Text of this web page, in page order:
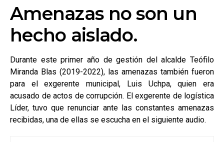
Amenazas no son un
hecho aislado.
Durante este primer año de gestión del alcalde Teófilo
Miranda Blas (2019-2022), las amenazas también fueron
para el exgerente municipal, Luis Uchpa, quien era
acusado de actos de corrupción. El exgerente de logística
Líder, tuvo que renunciar ante las constantes amenazas
recibidas, una de ellas se escucha en el siguiente audio.